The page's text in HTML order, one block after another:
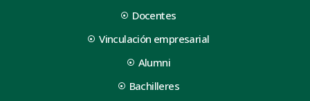
Docentes
Vinculación empresarial
Alumni
Bachilleres